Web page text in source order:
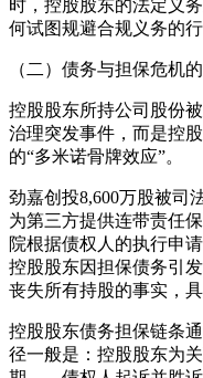
时，控股股东的法定义
何试图规避合规义务的行
（二）债务与担保危机
控股股东所持公司股份
治理突发事件，而是控
的“多米诺骨牌效应”。
劲嘉创投8,600万股被司
为第三方提供连带责任
院根据债权人的执行申
控股股东因担保债务引
丧失所有持股的事实，
控股股东债务担保链条
径一般是：控股股东为